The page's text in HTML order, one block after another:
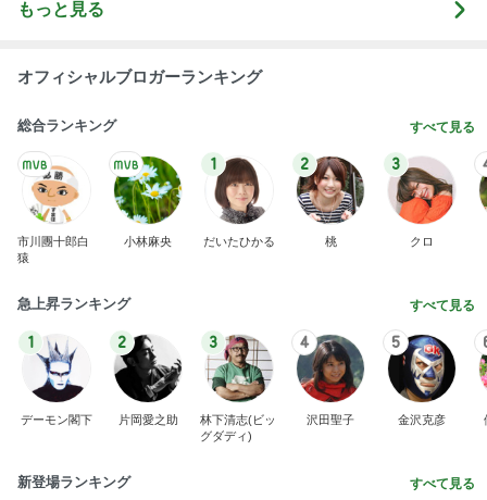
もっと見る
オフィシャルブロガーランキング
総合ランキング すべて見る
市川團十郎白
猿
小林麻央
1
だいたひかる
2
桃
3
クロ
急上昇ランキング すべて見る
1
デーモン閣下
2
片岡愛之助
3
林下清志(ビッ
グダディ)
4
沢田聖子
5
金沢克彦
新登場ランキング すべて見る